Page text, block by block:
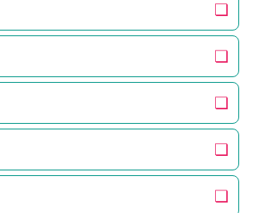
❏
❏
❏
❏
❏